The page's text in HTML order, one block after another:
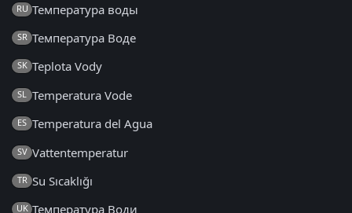
RU Температура воды
SR Температура Воде
SK Teplota Vody
SL Temperatura Vode
ES Temperatura del Agua
SV Vattentemperatur
TR Su Sıcaklığı
UK Температура Води